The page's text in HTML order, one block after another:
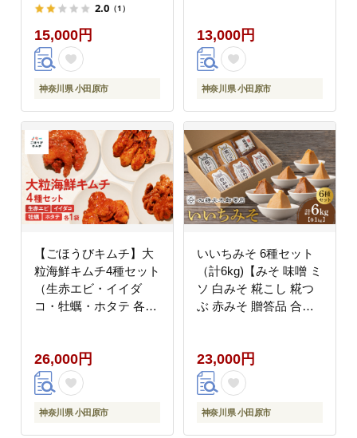
の 詰め合わせ お中元
お歳暮 父の日 母の日
誕生日 自宅用 贈答品
贈答用 朝食 バーベキュ
ー 神奈川県 小田原市
2.0 （1）
15,000円
神奈川県 小田原市
小田原市 】
13,000円
神奈川県 小田原市
【ごほうびキムチ】大
粒海鮮キムチ4種セット
（生赤エビ・イイダ
コ・牡蠣・ホタテ 各種
26,000円
神奈川県 小田原市
いいちみそ 6種セット
（計6kg)【みそ 味噌 ミ
ソ 白みそ 糀こし 糀つ
ぶ 赤みそ 贈答品 合わ
】
23,000円
神奈川県 小田原市